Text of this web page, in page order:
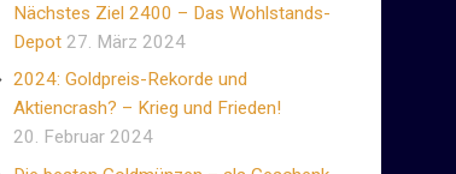
Nächstes Ziel 2400 – Das Wohlstands-
Depot 27. März 2024
2024: Goldpreis-Rekorde und
Aktiencrash? – Krieg und Frieden!
20. Februar 2024